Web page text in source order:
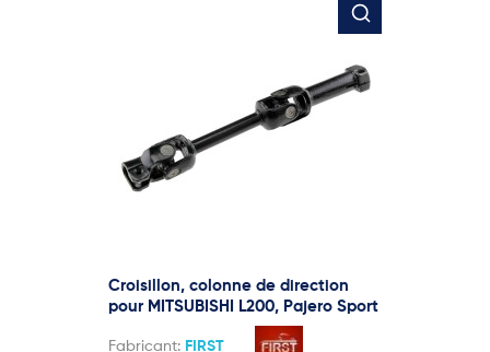
Croisillon, colonne de direction
pour MITSUBISHI L200, Pajero Sport
Fabricant: FIRST